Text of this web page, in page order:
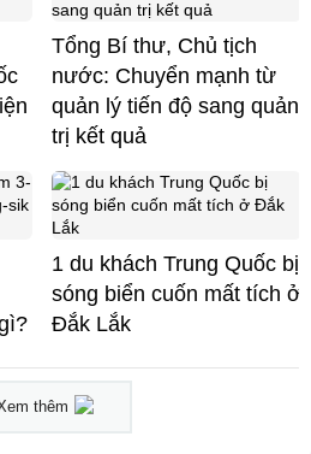
Tổng Bí thư, Chủ tịch
nước: Chuyển mạnh từ
quản lý tiến độ sang quản
trị kết quả
1 du khách Trung Quốc bị
sóng biển cuốn mất tích ở
Đắk Lắk
thêm